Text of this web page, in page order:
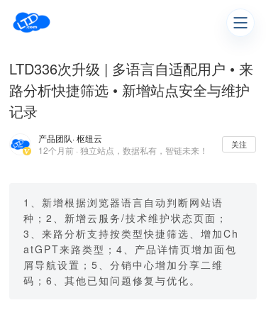
LTD336次升级 | 多语言自适配用户 • 来
路分析快捷筛选 • 新增站点安全与维护
记录
产品团队· 枢纽云
12个月前 · 独立站点，数据私有，智链未来！
关注
1、新增根据浏览器语言自动判断网站语
种；2、新增云服务/技术维护状态页面；
3、来路分析支持按类型快捷筛选、增加Ch
atGPT来路类型；4、产品详情页增加面包
屑导航设置；5、分销中心增加分享二维
码；6、其他已知问题修复与优化。